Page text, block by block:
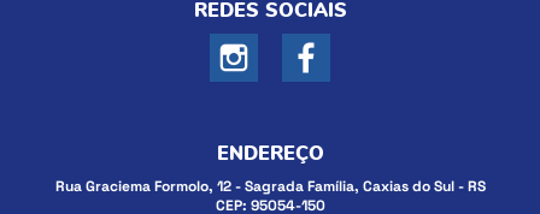
REDES SOCIAIS
ENDEREÇO
Rua Graciema Formolo, 12-Sagrada Família, Caxias do Sul-RS
CEP: 95054-150